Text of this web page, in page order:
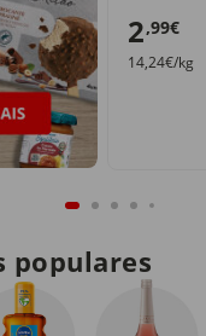
2,99€
14,24€/kg
populares